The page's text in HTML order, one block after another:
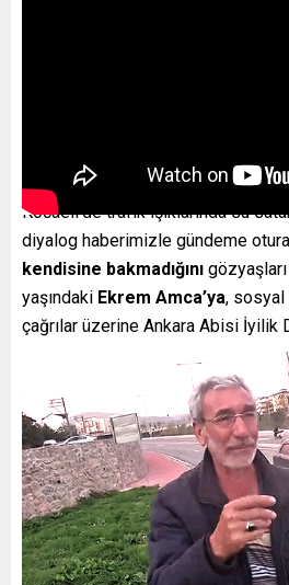
Kocaeli’de trafik ışıklarında su
diyalog haberimizle gündeme
kendisine bakmadığını
yaşındaki Ekrem Amca’ya, sosyal
çağrılar üzerine Ankara Abisi İyilik